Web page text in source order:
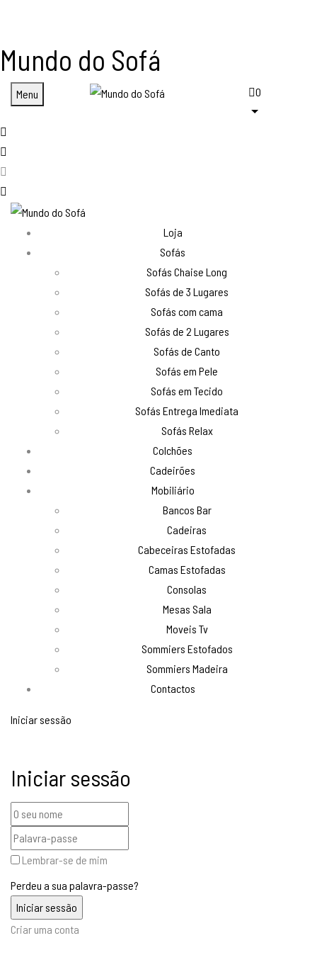
Mundo do Sofá
Menu 0
Loja
Sofás
Sofás Chaise Long
Sofás de 3 Lugares
Sofás com cama
Sofás de 2 Lugares
Sofás de Canto
Sofás em Pele
Sofás em Tecido
Sofás Entrega Imediata
Sofás Relax
Colchões
Cadeirões
Mobiliário
Bancos Bar
Cadeiras
Cabeceiras Estofadas
Camas Estofadas
Consolas
Mesas Sala
Moveis Tv
Sommiers Estofados
Sommiers Madeira
Contactos
Iniciar sessão
Iniciar sessão
Lembrar-se de mim
Perdeu a sua palavra-passe?
Criar uma conta